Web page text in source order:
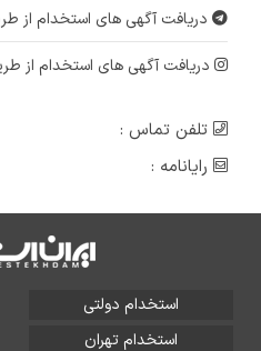
دریافت آگهی های استخدام از
دریافت آگهی های استخدام از
تلفن تماس :
رایانامه :
استخدام دولتی
استخدام تهران